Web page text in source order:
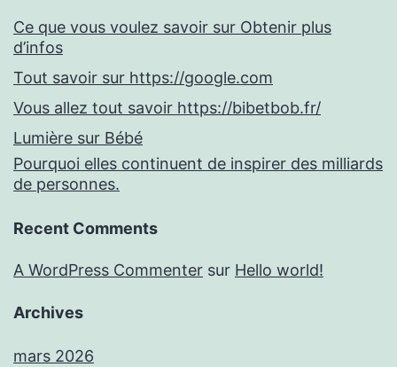
Ce que vous voulez savoir sur Obtenir plus
d’infos
Tout savoir sur https://google.com
Vous allez tout savoir https://bibetbob.fr/
Lumière sur Bébé
Pourquoi elles continuent de inspirer des milliards
de personnes.
Recent Comments
A WordPress Commenter sur Hello world!
Archives
mars 2026